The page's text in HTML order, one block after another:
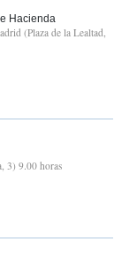
Hacienda
(Plaza de la Lealtad,
3) 9.00 horas